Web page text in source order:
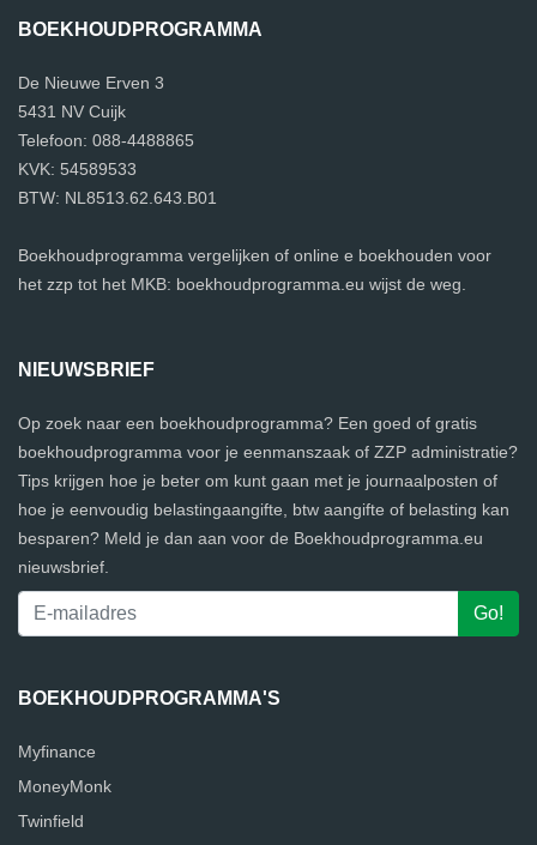
BOEKHOUDPROGRAMMA
De Nieuwe Erven 3
5431 NV Cuijk
Telefoon: 088-4488865
KVK: 54589533
BTW: NL8513.62.643.B01
Boekhoudprogramma vergelijken of online e boekhouden voor
het zzp tot het MKB: boekhoudprogramma.eu wijst de weg.
NIEUWSBRIEF
Op zoek naar een boekhoudprogramma? Een goed of gratis
boekhoudprogramma voor je eenmanszaak of ZZP administratie?
Tips krijgen hoe je beter om kunt gaan met je journaalposten of
hoe je eenvoudig belastingaangifte, btw aangifte of belasting kan
besparen? Meld je dan aan voor de Boekhoudprogramma.eu
nieuwsbrief.
BOEKHOUDPROGRAMMA'S
Myfinance
MoneyMonk
Twinfield